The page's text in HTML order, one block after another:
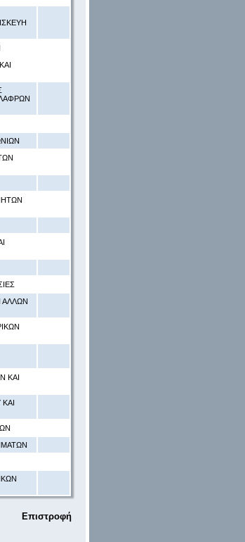
ΑΛΛΩΝ
ΚΑΙ
Επιστροφή